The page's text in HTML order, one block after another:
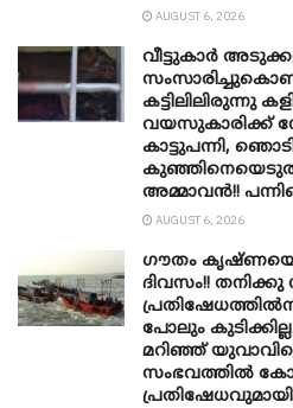
AUGUST 6, 2026
വീട്ടുകാർ
കട്ടിലിലിരുന്നു
വയസുകാരിക്ക്
കാട്ടുപന്നി,
അമ്മാവൻ!!
AUGUST 6, 2026
ഗൗതം കൃഷ്ണയെ
ദിവസം!! തനിക്കു
പോലും
മറിഞ്ഞ്
സംഭവത്തിൽ